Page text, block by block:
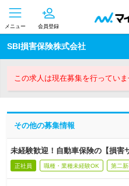
メニュー 会員登録
SBI損害保険株式会社
この求人は現在募集を行っていま
その他の募集情報
未経験歓迎！自動車保険の【損害
正社員 職種・業種未経験OK 第二